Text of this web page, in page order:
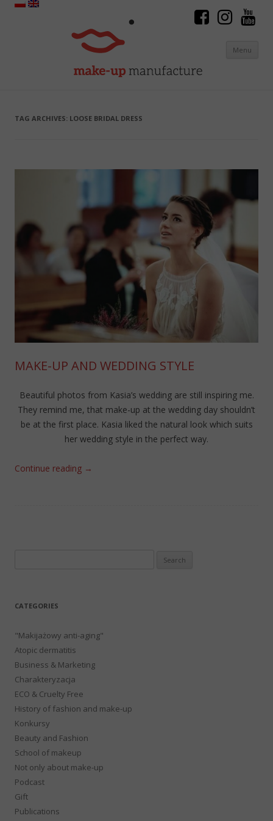
Menu
TAG ARCHIVES: LOOSE BRIDAL DRESS
MAKE-UP AND WEDDING STYLE
Beautiful photos from Kasia’s wedding are still inspiring me.
They remind me, that make-up at the wedding day shouldn’t
be at the first place. Kasia liked the natural look which suits
her wedding style in the perfect way.
Continue reading →
CATEGORIES
"Makijażowy anti-aging"
Atopic dermatitis
Business & Marketing
Charakteryzacja
ECO & Cruelty Free
History of fashion and make-up
Konkursy
Beauty and Fashion
School of makeup
Not only about make-up
Podcast
Gift
Publications